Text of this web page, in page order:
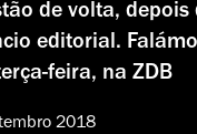
de volta, depois
editorial.
feira, na ZDB
2018